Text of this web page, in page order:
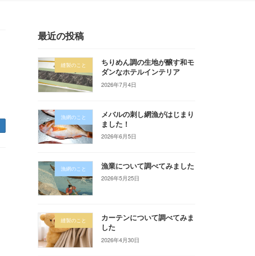
最近の投稿
縫製のこと
ちりめん調の生地が醸す和モ
ダンなホテルインテリア
2026年7月4日
漁網のこと
メバルの刺し網漁がはじまり
ました！
2026年6月5日
漁網のこと 漁業について調べてみました
2026年5月25日
縫製のこと
カーテンについて調べてみま
した
2026年4月30日